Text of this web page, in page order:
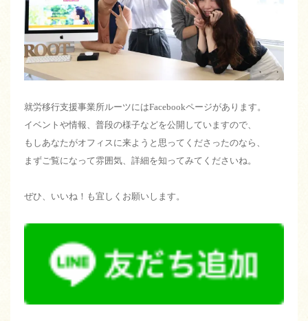
就労移行支援事業所ルーツにはFacebookページがあります。
イベントや情報、普段の様子などを公開していますので、
もしあなたがオフィスに来ようと思ってくださったのなら、
まずご覧になって雰囲気、詳細を知ってみてくださいね。
ぜひ、いいね！も宜しくお願いします。